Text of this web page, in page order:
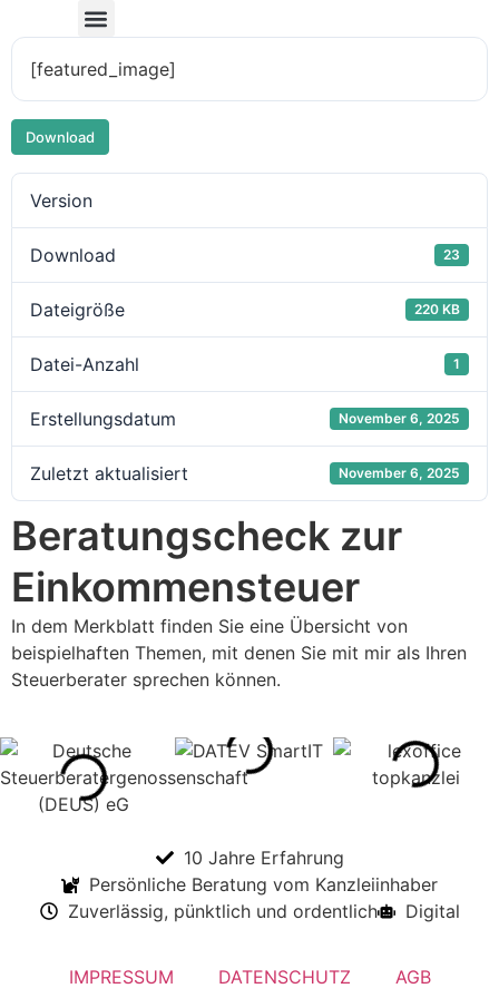
[featured_image]
Download
Version
Download 23
Dateigröße 220 KB
Datei-Anzahl 1
Erstellungsdatum November 6, 2025
Zuletzt aktualisiert November 6, 2025
Beratungscheck zur
Einkommensteuer
In dem Merkblatt finden Sie eine Übersicht von
beispielhaften Themen, mit denen Sie mit mir als Ihren
Steuerberater sprechen können.
10 Jahre Erfahrung
Persönliche Beratung vom Kanzleiinhaber
Zuverlässig, pünktlich und ordentlich
Digital
IMPRESSUM DATENSCHUTZ AGB